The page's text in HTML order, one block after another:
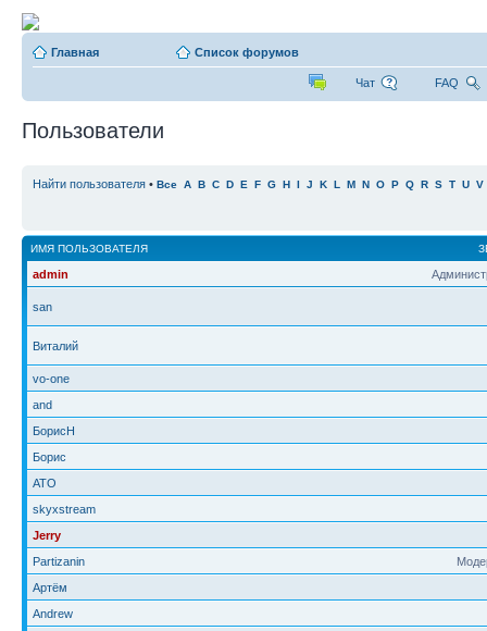
Главная Список форумов
Чат FAQ
Пользователи
Найти пользователя • Все A B C D E F G H I J K L M N O P Q R S T U V
ИМЯ ПОЛЬЗОВАТЕЛЯ
admin
san
Виталий
vo-one
and
БорисН
Борис
ATO
skyxstream
Jerry
Partizanin
Артём
Andrew